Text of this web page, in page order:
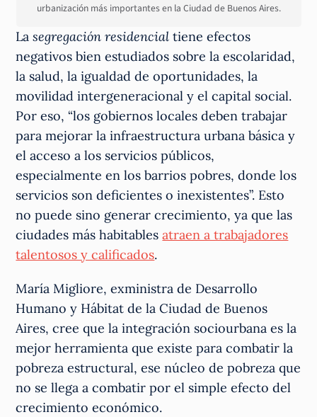
urbanización más importantes en la Ciudad de Buenos Aires.
Lasegregación residencial tiene efectos
negativos bien estudiados sobre la escolaridad,
la salud, la igualdad de oportunidades, la
movilidad intergeneracional y el capital social.
Por eso, “los gobiernos locales deben trabajar
para mejorar la infraestructura urbana básica y
el acceso a los servicios públicos,
especialmente en los barrios pobres, donde los
servicios son deficientes o inexistentes”. Esto
no puede sino generar crecimiento, ya que las
ciudades más habitablesatraen a trabajadores
talentosos y calificados.
María Migliore, exministra de Desarrollo
Humano y Hábitat de la Ciudad de Buenos
Aires, cree que la integración sociourbana es la
mejor herramienta que existe para combatir la
pobreza estructural, ese núcleo de pobreza que
no se llega a combatir por el simple efecto del
crecimiento económico.